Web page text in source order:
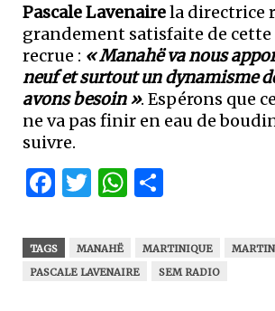
Pascale Lavenairela directrice
grandement satisfaite de
recrue : « Manahë va nous
neuf et surtout un dynamisme
avons besoin ». Espérons que
ne va pas finir en eau de
suivre.
Facebook
Twitter
WhatsApp
TAGS MANAHË MARTINIQUE
PASCALE LAVENAIRE
SEM RADIO